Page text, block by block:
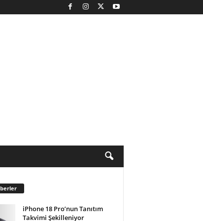
iPhone 18 Pro’nun Tanıtım
Takvimi Şekilleniyor